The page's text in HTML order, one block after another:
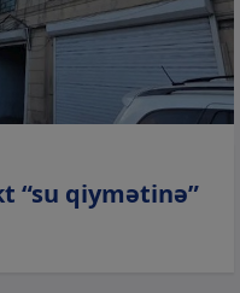
“su qiymətinə”